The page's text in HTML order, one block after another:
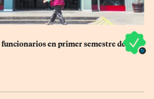
funcionarios en primer semestre del